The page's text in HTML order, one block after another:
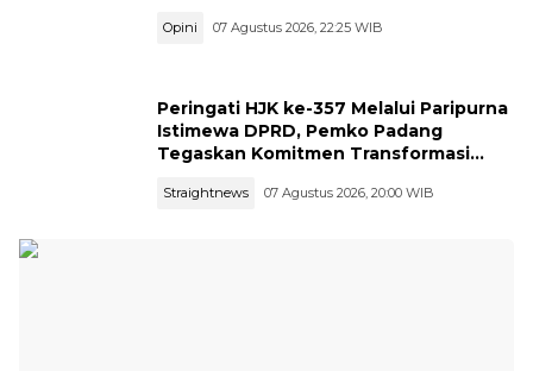
Opini 07 Agustus 2026, 22:25 WIB
Peringati HJK ke-357 Melalui Paripurna
Istimewa DPRD, Pemko Padang
Tegaskan Komitmen Transformasi
Straightnews 07 Agustus 2026, 20:00 WIB